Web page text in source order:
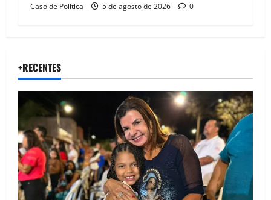
Caso de Politica 5 de agosto de 2026 0
+RECENTES